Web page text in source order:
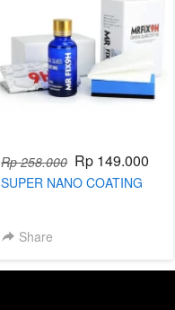
Rp 258.000 Rp 149.000
SUPER NANO COATING
Share